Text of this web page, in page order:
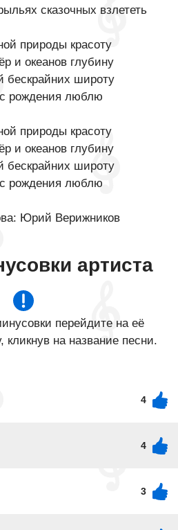
сказочных взлететь
природы красоту
и океанов глубину
бескрайних широту
рождения люблю
природы красоту
и океанов глубину
бескрайних широту
рождения люблю
Юрий Верижников
артиста
перейдите на её
кликнув на название песни.
4
4
3